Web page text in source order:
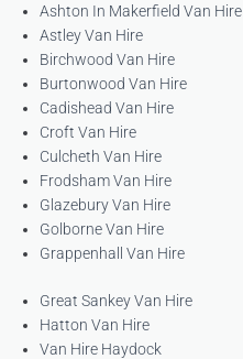
Ashton In Makerfield Van Hire
Astley Van Hire
Birchwood Van Hire
Burtonwood Van Hire
Cadishead Van Hire
Croft Van Hire
Culcheth Van Hire
Frodsham Van Hire
Glazebury Van Hire
Golborne Van Hire
Grappenhall Van Hire
Great Sankey Van Hire
Hatton Van Hire
Van Hire Haydock